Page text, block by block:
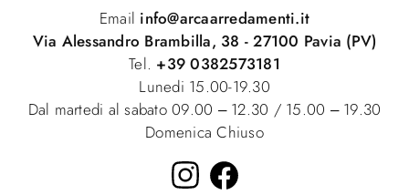
Email info@arcaarredamenti.it
Via Alessandro Brambilla, 38 - 27100 Pavia (PV)
Tel. +39 0382573181
Lunedi 15.00-19.30
Dal martedi al sabato 09.00 – 12.30 / 15.00 – 19.30
Domenica Chiuso